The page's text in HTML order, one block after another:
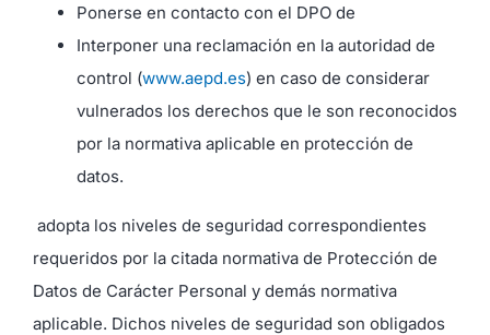
Ponerse en contacto con el DPO de
Interponer una reclamación en la autoridad de
control (www.aepd.es) en caso de considerar
vulnerados los derechos que le son reconocidos
por la normativa aplicable en protección de
datos.
adopta los niveles de seguridad correspondientes
requeridos por la citada normativa de Protección de
Datos de Carácter Personal y demás normativa
aplicable. Dichos niveles de seguridad son obligados